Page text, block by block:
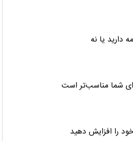
دارید یا نه
شما مناسب‌تر است
را افزایش دهید